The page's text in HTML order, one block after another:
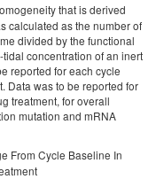
that is derived
calculated as the number of
divided by the functional
concentration of an inert
reported for each cycle
Data was to be reported for
treatment, for overall
mutation and mRNA
From Cycle Baseline In